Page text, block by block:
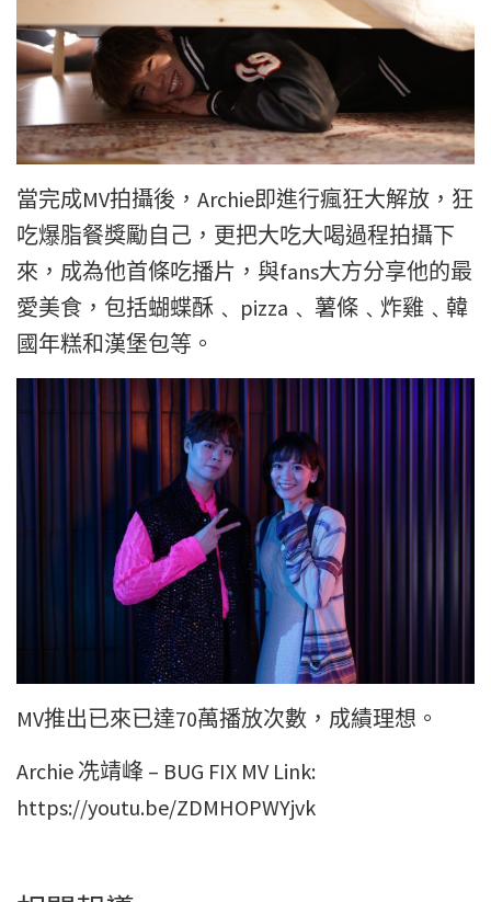
當完成MV拍攝後，Archie即進行瘋狂大解放，狂
吃爆脂餐獎勵自己，更把大吃大喝過程拍攝下
來，成為他首條吃播片，與fans大方分享他的最
愛美食，包括蝴蝶酥﹑ pizza﹑ 薯條﹑炸雞﹑韓
國年糕和漢堡包等。
MV推出已來已達70萬播放次數，成績理想。
Archie 冼靖峰 – BUG FIX MV Link:
https://youtu.be/ZDMHOPWYjvk